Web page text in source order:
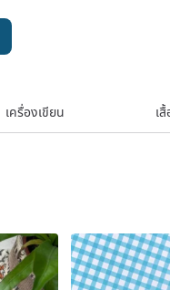
เครื่องเขียน เ